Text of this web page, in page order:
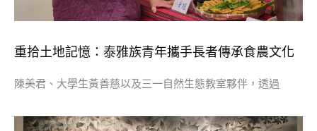
重拾土地記憶：泰雅族青年攜手長者傳承食農文化
陳美君、大學生黃善慈以及三一自然生態教室夥伴，透過